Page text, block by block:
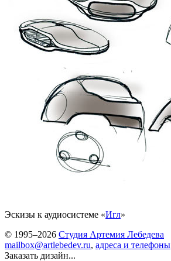
Эскизы к аудиосистеме «Игл»
© 1995–2026 Студия Артемия Лебедева
mailbox@artlebedev.ru, адреса и телефоны
Заказать дизайн...